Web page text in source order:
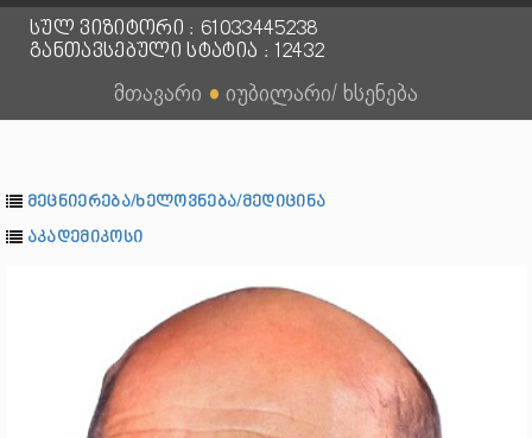
სულ ვიზიტორი : 61033445238
განთავსებული სტატია : 12432
მთავარი ● იუბილარი/ ხსენება
მეცნიერება/ხელოვნება/მედიცინა
აკადემიკოსი